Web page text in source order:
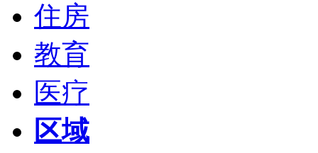
住房
教育
医疗
区域